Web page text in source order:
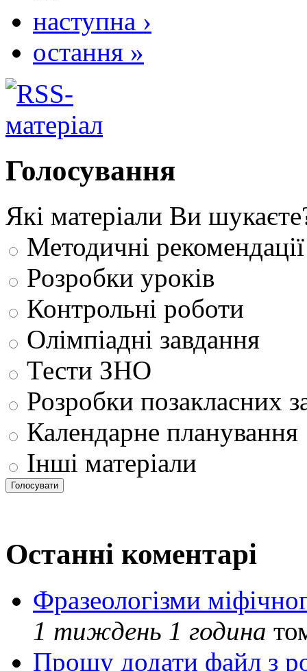
наступна ›
остання »
Голосування
Які матеріали Ви
Методичні рекомендації
Розробки уроків
Контрольні роботи
Олімпіадні завдання
Тести ЗНО
Розробки позакласних
Календарне планування
Інші матеріали
Останні коментарі
Фразеологізми
1 тиждень 1 година
Прошу додати файл з